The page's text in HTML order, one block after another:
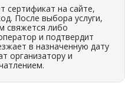
сертификат на сайте,
После выбора услуги,
свяжется либо
и подтвердит
в назначенную дату
организатору и